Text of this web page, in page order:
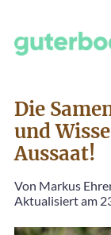
Die
und
Aussaat!
Von Markus
Aktualisiert am